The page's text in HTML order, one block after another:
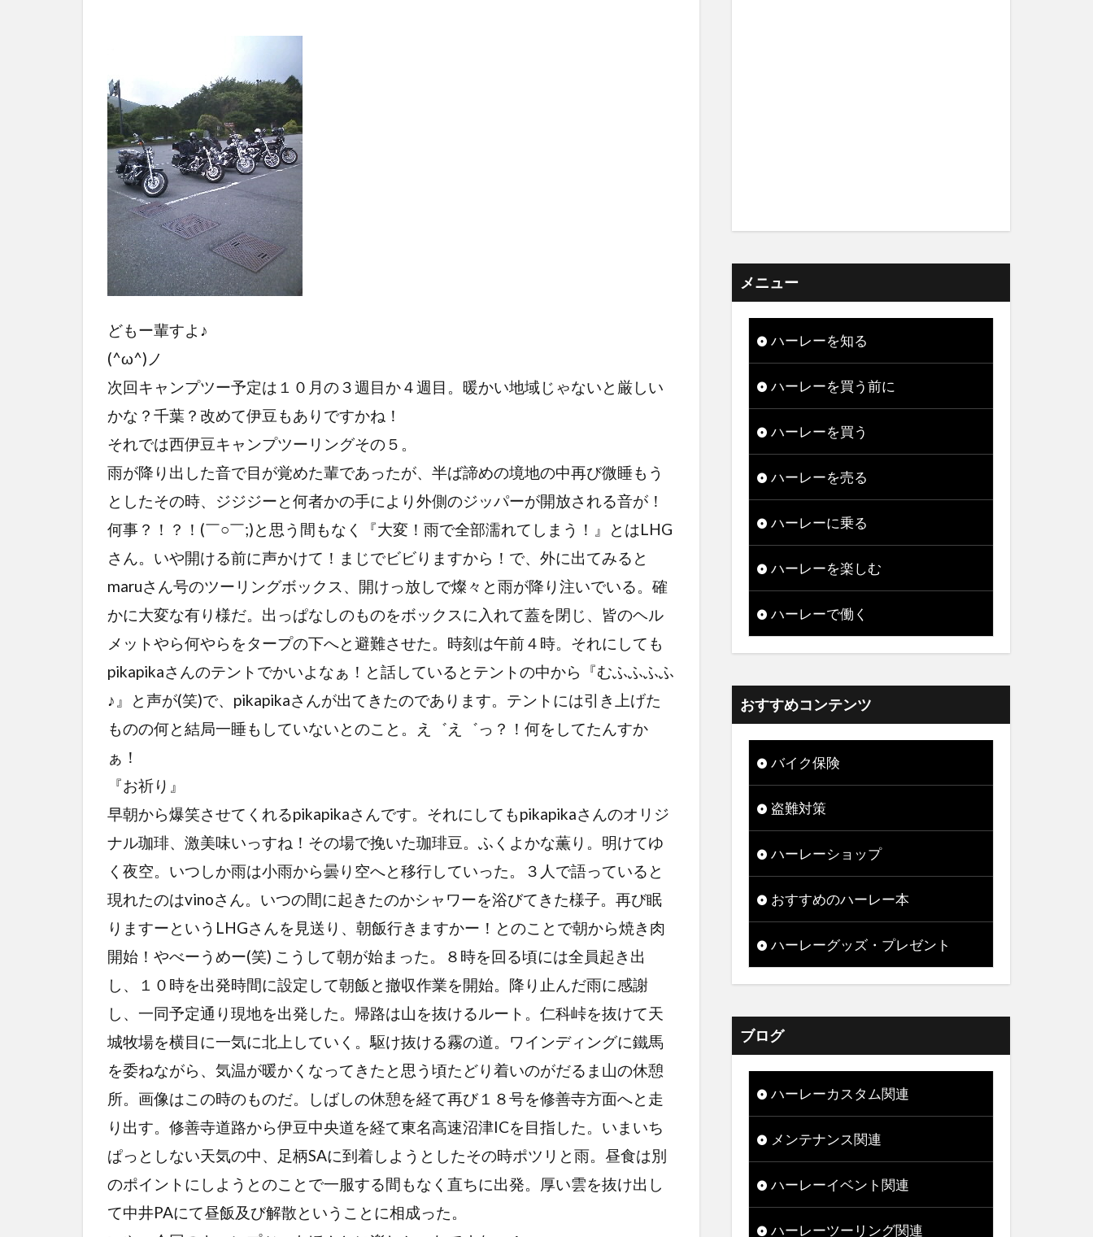
どもー輩すよ♪
(^ω^)ノ
次回キャンプツー予定は１０月の３週目か４週目。暖かい地域じゃないと厳しい
かな？千葉？改めて伊豆もありですかね！
それでは西伊豆キャンプツーリングその５。
雨が降り出した音で目が覚めた輩であったが、半ば諦めの境地の中再び微睡もう
としたその時、ジジジーと何者かの手により外側のジッパーが開放される音が！
何事？！？！(￣○￣;)と思う間もなく『大変！雨で全部濡れてしまう！』とはLHG
さん。いや開ける前に声かけて！まじでビビりますから！で、外に出てみると
maruさん号のツーリングボックス、開けっ放しで燦々と雨が降り注いでいる。確
かに大変な有り様だ。出っぱなしのものをボックスに入れて蓋を閉じ、皆のヘル
メットやら何やらをタープの下へと避難させた。時刻は午前４時。それにしても
pikapikaさんのテントでかいよなぁ！と話しているとテントの中から『むふふふふ
♪』と声が(笑)で、pikapikaさんが出てきたのであります。テントには引き上げた
ものの何と結局一睡もしていないとのこと。え゛え゛っ？！何をしてたんすか
ぁ！
『お祈り』
早朝から爆笑させてくれるpikapikaさんです。それにしてもpikapikaさんのオリジ
ナル珈琲、激美味いっすね！その場で挽いた珈琲豆。ふくよかな薫り。明けてゆ
く夜空。いつしか雨は小雨から曇り空へと移行していった。３人で語っていると
現れたのはvinoさん。いつの間に起きたのかシャワーを浴びてきた様子。再び眠
りますーというLHGさんを見送り、朝飯行きますかー！とのことで朝から焼き肉
開始！やべーうめー(笑) こうして朝が始まった。８時を回る頃には全員起き出
し、１０時を出発時間に設定して朝飯と撤収作業を開始。降り止んだ雨に感謝
し、一同予定通り現地を出発した。帰路は山を抜けるルート。仁科峠を抜けて天
城牧場を横目に一気に北上していく。駆け抜ける霧の道。ワインディングに鐵馬
を委ねながら、気温が暖かくなってきたと思う頃たどり着いのがだるま山の休憩
所。画像はこの時のものだ。しばしの休憩を経て再び１８号を修善寺方面へと走
り出す。修善寺道路から伊豆中央道を経て東名高速沼津ICを目指した。いまいち
ぱっとしない天気の中、足柄SAに到着しようとしたその時ポツリと雨。昼食は別
のポイントにしようとのことで一服する間もなく直ちに出発。厚い雲を抜け出し
て中井PAにて昼飯及び解散ということに相成った。
メニュー
ハーレーを知る
ハーレーを買う前に
ハーレーを買う
ハーレーを売る
ハーレーに乗る
ハーレーを楽しむ
ハーレーで働く
おすすめコンテンツ
バイク保険
盗難対策
ハーレーショップ
おすすめのハーレー本
ハーレーグッズ・プレゼント
ブログ
ハーレーカスタム関連
メンテナンス関連
ハーレーイベント関連
ハーレーツーリング関連